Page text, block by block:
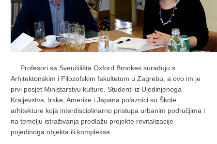
Profesori sa Sveučilišta Oxford Brookes surađuju s
Arhitektonskim i Filozofskim fakultetom u Zagrebu, a ovo im je
prvi posjet Ministarstvu kulture. Studenti iz Ujedinjenoga
Kraljevstva, Irske, Amerike i Japana polaznici su Škole
arhitekture koja interdisciplinarno pristupa urbanim područjima i
na temelju istraživanja predlažu projekte revitalizacije
pojedinoga objekta ili kompleksa.